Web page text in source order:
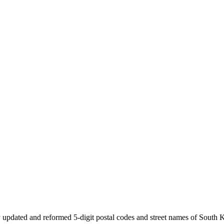
and reformed 5-digit postal codes and street names of South